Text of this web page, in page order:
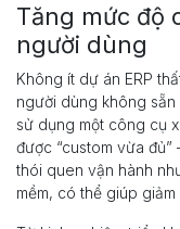
Tăng mức độ
người dùng
Không ít dự án ERP
người dùng không
sử dụng một công cụ
được “custom vừa
thói quen vận hành
mềm, có thể giúp